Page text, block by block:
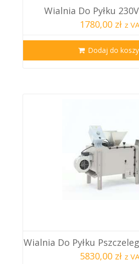
Wialnia Do Pyłku
1780,00 zł z
Dodaj do
Wialnia Do Pyłku
5830,00 zł z